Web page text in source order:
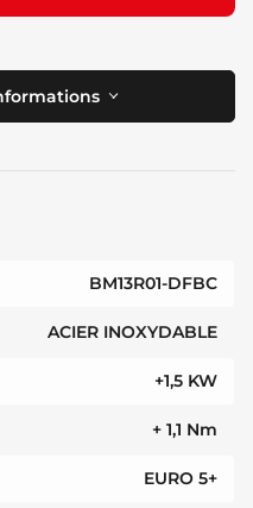
BM13R01-DFBC
ACIER INOXYDABLE
+1,5 KW
+ 1,1 Nm
EURO 5+